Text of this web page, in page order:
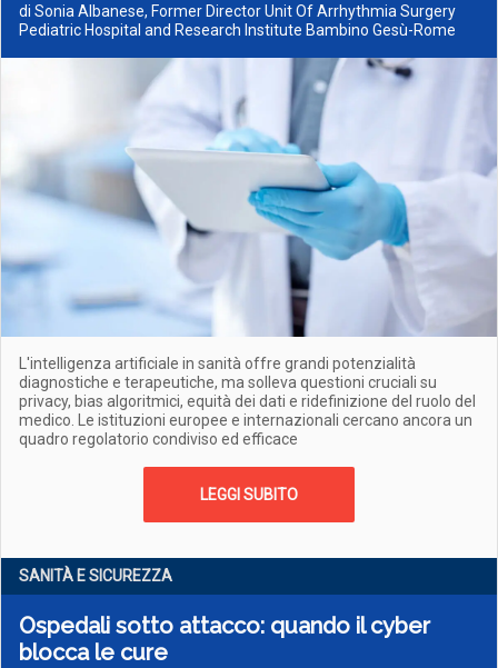
di Sonia Albanese, Former Director Unit Of Arrhythmia Surgery
Pediatric Hospital and Research Institute Bambino Gesù-Rome
L'intelligenza artificiale in sanità offre grandi potenzialità
diagnostiche e terapeutiche, ma solleva questioni cruciali su
privacy, bias algoritmici, equità dei dati e ridefinizione del ruolo del
medico. Le istituzioni europee e internazionali cercano ancora un
quadro regolatorio condiviso ed efficace
LEGGI SUBITO
SANITÀ E SICUREZZA
Ospedali sotto attacco: quando il cyber
blocca le cure